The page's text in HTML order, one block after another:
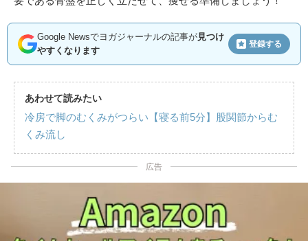
Google Newsでヨガジャーナルの記事が見つけ
やすくなります
登録する
あわせて読みたい
冷房で脚のむくみがつらい【寝る前5分】股関節からむ
くみ流し
広告